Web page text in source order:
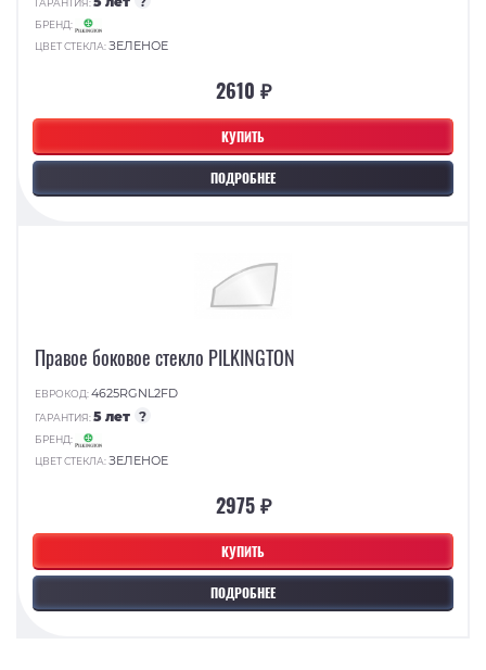
КУПИТЬ
ПОДРОБНЕЕ
ГАРАНТИЯ:
БРЕНД:
ЦВЕТ СТЕКЛА:ЗЕЛЕНОЕ
2610 ₽
КУПИТЬ
ПОДРОБНЕЕ
Правое боковое стекло PILKINGTON
ЕВРОКОД:4625RGNL2FD
ГАРАНТИЯ:5 лет ?
БРЕНД:
ЦВЕТ СТЕКЛА:ЗЕЛЕНОЕ
2975 ₽